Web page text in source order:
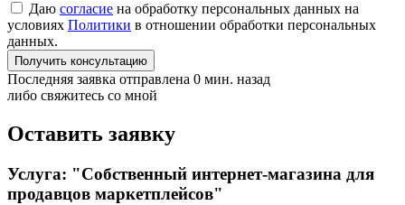
Даю согласие на обработку персональных данных на
условиях Политики в отношении обработки персональных
данных.
Получить консультацию
Последняя заявка отправлена 0 мин. назад
либо свяжитесь со мной
Оставить заявку
Услуга: "Собственный интернет-магазина для
продавцов маркетплейсов"